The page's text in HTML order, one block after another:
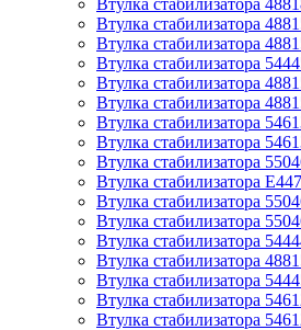
Втулка стабилизатора
Втулка стабилизатора
Втулка стабилизатора
Втулка стабилизатора
Втулка стабилизатора
Втулка стабилизатора
Втулка стабилизатора
Втулка стабилизатора
Втулка стабилизатора
Втулка стабилизатора
Втулка стабилизатора
Втулка стабилизатора
Втулка стабилизатора
Втулка стабилизатора
Втулка стабилизатора
Втулка стабилизатора
Втулка стабилизатора